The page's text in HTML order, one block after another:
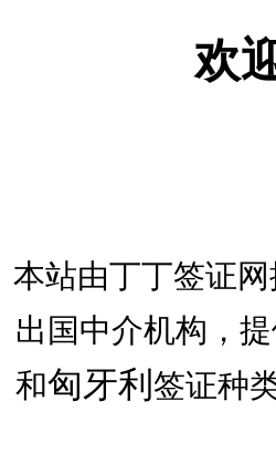
欢
本站由丁丁签证
出国中介机构，
和匈牙利 签证种